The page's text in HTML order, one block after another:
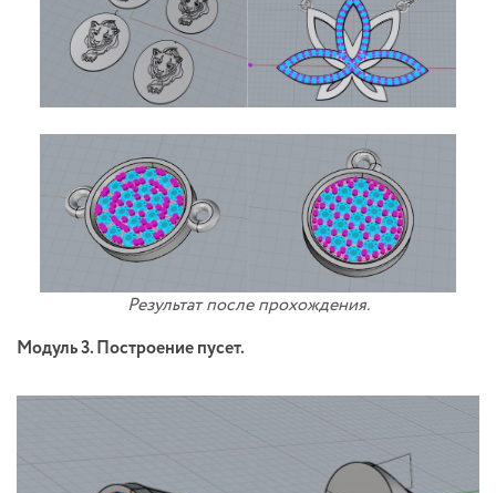
Результат после прохождения.
Модуль 3. Построение пусет.